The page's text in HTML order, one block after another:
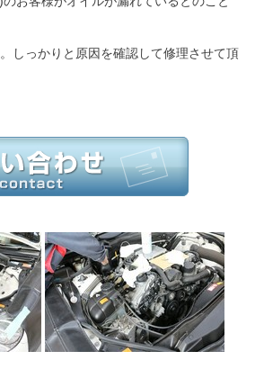
しっかりと原因を確認して修理させて頂